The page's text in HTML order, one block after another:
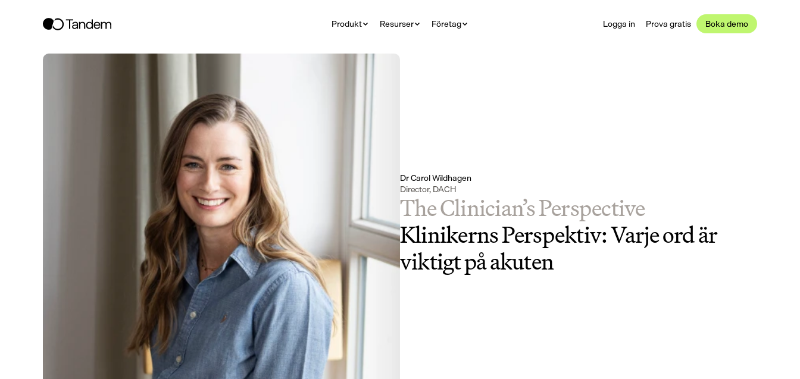
Produkt Resurser Företag Logga in Prova gratis Boka demo
Dr Carol Wildhagen
Director, DACH
The Clinician’s Perspective
Klinikerns Perspektiv: Varje ord är
viktigt på akuten